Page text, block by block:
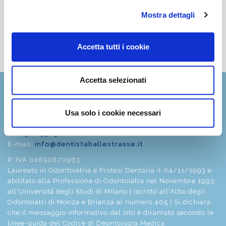
Mostra dettagli
Accetta tutti i cookie
Accetta selezionati
Usa solo i cookie necessari
attenzione e cura. Consiglio vivamente questo studio
Vedi tutte le recensioni
Dott. Fabio Ballestrasse
20842 - Besana Brianza (MB)
Tel0362 996562
E-mail: info@dentistaballestrasse.it
P. IVA 02650870963
Laureato in Odontoiatria e Protesi Dentaria il 04/11/1993 e
abilitato alla Professione di Odontoiatra nel Novembre 1993
all'Università degli Studi di Milano | Iscritto all'Albo degli
Odontoiatri di Monza e Brianza al numero 405 | Si dichiara
che il messaggio informativo del sito è diramato secondo le
linee-guida del Codice di Deontologia Medica